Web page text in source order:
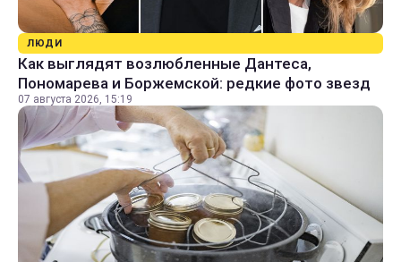
ЛЮДИ
Как выглядят возлюбленные Дантеса,
Пономарева и Боржемской: редкие фото звезд
07 августа 2026, 15:19